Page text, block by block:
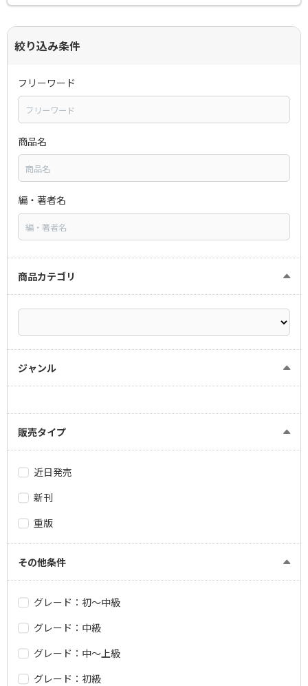
絞り込み条件
フリーワード
商品名
編・著者名
商品カテゴリ
ジャンル
販売タイプ
近日発売
新刊
重版
その他条件
グレード：初～中級
グレード：中級
グレード：中～上級
グレード：初級